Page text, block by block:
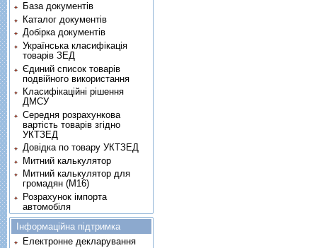
База документів
Каталог документів
Добірка документів
Українська класифікація
товарів ЗЕД
Єдиний список товарів
подвійного використання
Класифікаційні рішення
ДМСУ
Середня розрахункова
вартість товарів згідно
УКТЗЕД
Довідка по товару УКТЗЕД
Митний калькулятор
Митний калькулятор для
громадян (М16)
Розрахунок імпорта
автомобіля
Інформаційна підтримка
Електронне декларування